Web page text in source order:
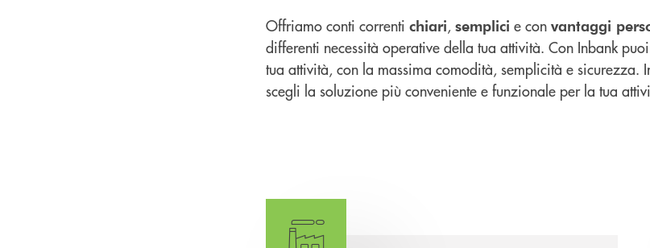
Offriamo conti correnti chiari, semplici e con vantaggi
differenti necessità operative della tua attività. Con Inbank
tua attività, con la massima comodità, semplicità e sicurezza.
scegli la soluzione più conveniente e funzionale per la tua